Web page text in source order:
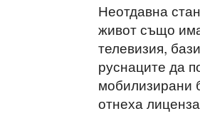
Неотдавна
живот също
телевизия,
руснаците да
мобилизирани
отнеха